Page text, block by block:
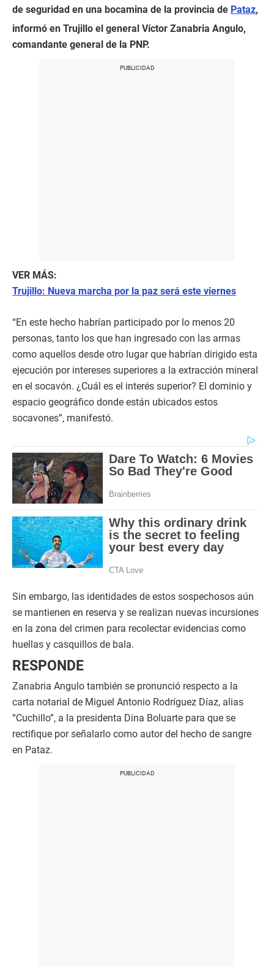
de seguridad en una bocamina de la provincia de Pataz,
informó en Trujillo el general Víctor Zanabria Angulo,
comandante general de la PNP.
VER MÁS:
Trujillo: Nueva marcha por la paz será este viernes
“En este hecho habrían participado por lo menos 20
personas, tanto los que han ingresado con las armas
como aquellos desde otro lugar que habrían dirigido esta
ejecución por intereses superiores a la extracción mineral
en el socavón. ¿Cuál es el interés superior? El dominio y
espacio geográfico donde están ubicados estos
socavones”, manifestó.
Sin embargo, las identidades de estos sospechosos aún
se mantienen en reserva y se realizan nuevas incursiones
en la zona del crimen para recolectar evidencias como
huellas y casquillos de bala.
RESPONDE
Zanabria Angulo también se pronunció respecto a la
carta notarial de Miguel Antonio Rodríguez Díaz, alias
“Cuchillo”, a la presidenta Dina Boluarte para que se
rectifique por señalarlo como autor del hecho de sangre
en Pataz.